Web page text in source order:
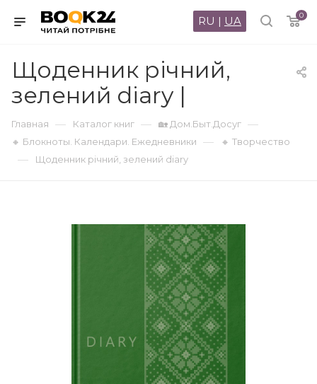
0
RU | UA
Щоденник річний,
зелений diary |
Главная — Каталог книг — 🏡 Дом.Быт.Досуг —
🔸 Блокноты. Календари. Ежедневники — 🔸 Творчество
— Щоденник річний, зелений diary